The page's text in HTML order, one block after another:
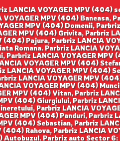
VOYAGER MPV (404)
MPV (404) Baneasa,
MPV (404) Domenii,
MPV (404) Grivita, Parbriz
Pajura, Parbriz LANCIA
Romana. Parbriz LANCIA
Parbriz LANCIA VOYAGER
VOYAGER MPV (404)
LANCIA VOYAGER MPV (404)
LANCIA VOYAGER MPV
VOYAGER MPV (404)
MPV (404) Vitan, Parbriz
(404) Giurgiului, Parbriz
Parbriz LANCIA
MPV (404) Panduri, Parbriz
(404) Sebastian, Parbriz
Rahova, Parbriz LANCIA
Autobuzul. Parbriz auto Sector 6: